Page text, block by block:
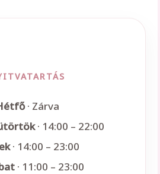
· Zárva
· 14:00 – 22:00
· 14:00 – 23:00
· 11:00 – 23:00